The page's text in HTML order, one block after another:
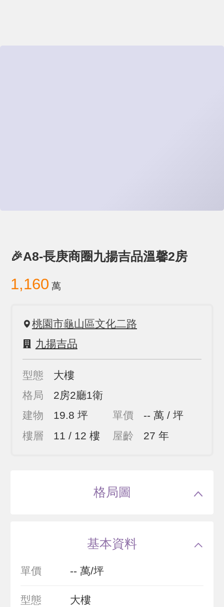
🎉A8-長庚商圈九揚吉品溫馨2房
1,160 萬
桃園市龜山區文化二路
九揚吉品
型態
大樓
格局
2房2廳1衛
建物
19.8 坪 單價
-- 萬 / 坪
樓層
11 / 12 樓 屋齡 27 年
格局圖
基本資料
單價 -- 萬/坪
型態 大樓